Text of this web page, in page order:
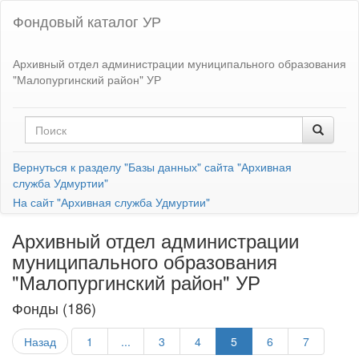
Фондовый каталог УР
Архивный отдел администрации муниципального образования
"Малопургинский район" УР
Вернуться к разделу "Базы данных" сайта "Архивная
служба Удмуртии"
На сайт "Архивная служба Удмуртии"
Архивный отдел администрации
муниципального образования
"Малопургинский район" УР
Фонды (186)
Назад 1 ... 3 4 5 6 7